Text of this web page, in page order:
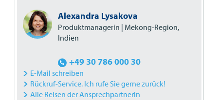
Alexandra Lysakova
Produktmanagerin | Mekong-Region,
Indien
+49 30 786 000 30
E-Mail schreiben
Rückruf-Service. Ich rufe Sie gerne zurück!
Alle Reisen der Ansprechpartnerin